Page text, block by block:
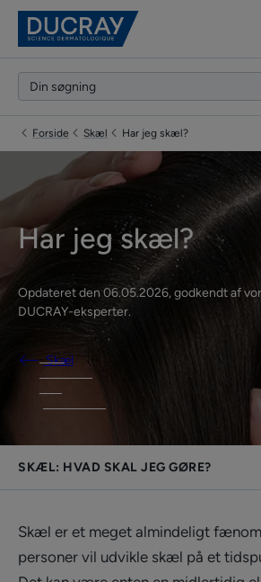
Forside Skæl Har jeg skæl?
Har jeg skæl?
Opdateret den06.05.2026, godkendt af
DUCRAY-eksperter.
Skæl
SKÆL: HVAD SKAL JEG GØRE?
Skæl er et meget almindeligt
personer vil udvikle skæl på et